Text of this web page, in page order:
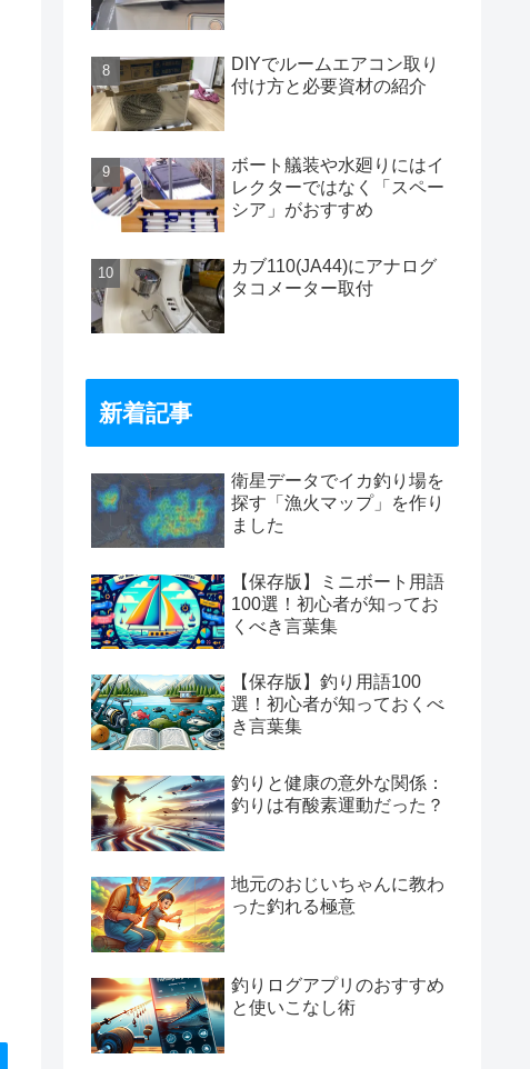
DIYでルームエアコン取り
付け方と必要資材の紹介
ボート艤装や水廻りにはイ
レクターではなく「スペー
シア」がおすすめ
カブ110(JA44)にアナログ
タコメーター取付
新着記事
衛星データでイカ釣り場を
探す「漁火マップ」を作り
ました
【保存版】ミニボート用語
100選！初心者が知ってお
くべき言葉集
【保存版】釣り用語100
選！初心者が知っておくべ
き言葉集
釣りと健康の意外な関係：
釣りは有酸素運動だった？
地元のおじいちゃんに教わ
った釣れる極意
釣りログアプリのおすすめ
と使いこなし術